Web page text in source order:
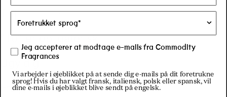
Jeg accepterer at modtage e-mails fra Commodity
Fragrances
Vi arbejder i øjeblikket på at sende dig e-mails på dit foretrukne
sprog! Hvis du har valgt fransk, italiensk, polsk eller spansk, vil
dine e-mails i øjeblikket blive sendt på engelsk.